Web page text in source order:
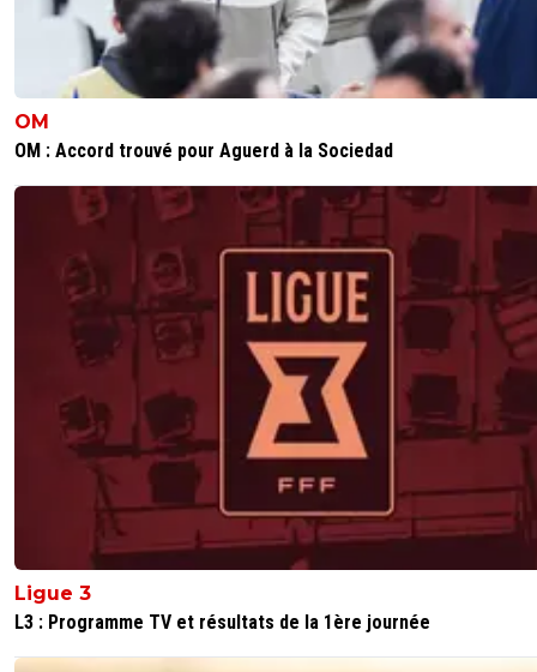
OM
OM : Accord trouvé pour Aguerd à la Sociedad
Ligue 3
L3 : Programme TV et résultats de la 1ère journée